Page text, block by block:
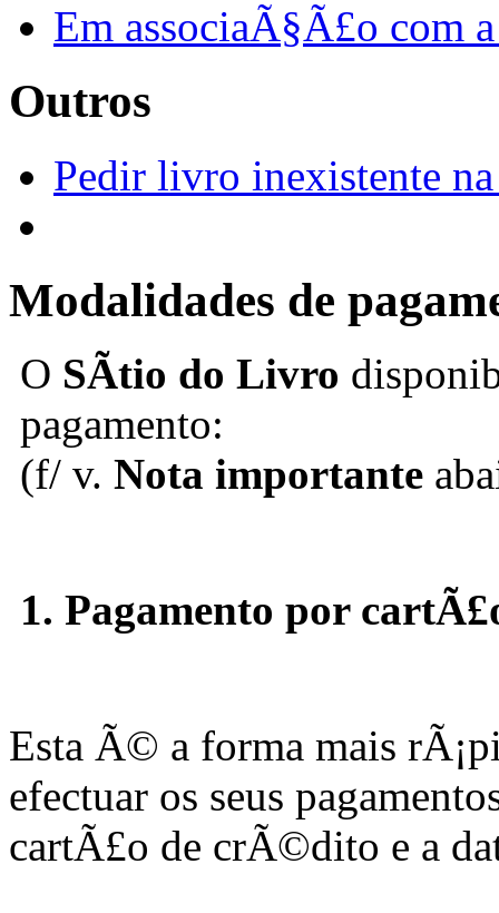
Em associaÃ§Ã£o com
Outros
Pedir livro inexistente
Modalidades de
O SÃ­tio do Livro
pagamento:
(f/ v. Nota importante
1. Pagamento por
Esta Ã© a forma mais
efectuar os seus
cartÃ£o de crÃ©dito e a